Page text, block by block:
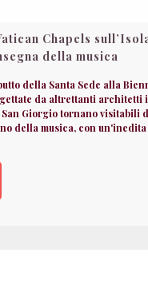
Chapels
della musica
della Santa Sede alla
da altrettanti architetti
Giorgio tornano visitabili
della musica, con un'inedita